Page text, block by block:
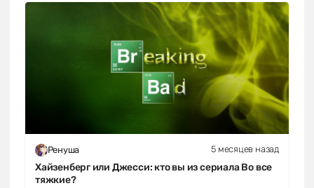
Ренуша 5 месяцев назад
Хайзенберг или Джесси: кто вы из сериала Во все
тяжкие?